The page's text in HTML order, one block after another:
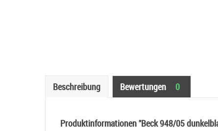
Beschreibung Bewertungen 0
Produktinformationen "Beck 948/05